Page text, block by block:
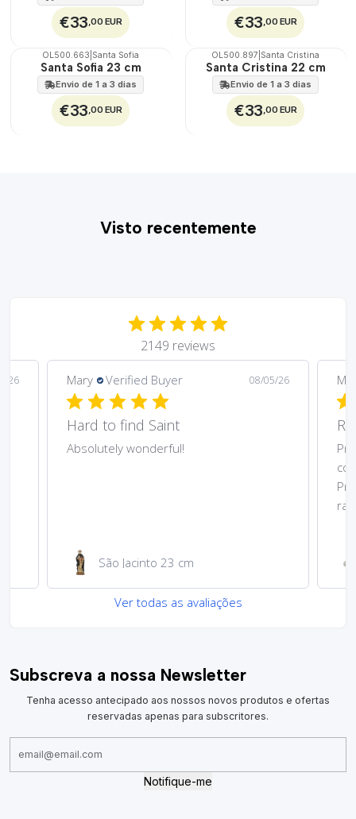
€33,00 EUR €33,00 EUR
🇵🇹
100%
OL500.663 Santa Sofia
Santa Sofia 23 cm
Envio de 1 a 3 dias
€33,00 EUR
🇵🇹
100%
OL500.897 Santa Cristina
Santa Cristina 22 cm
Envio de 1 a 3 dias
€33,00 EUR
Visto recentemente
2149 reviews
26 Margarida Verified Buyer 08/03/26
Recomendo
Produto muito bonito que
Medalha de São Cristóvão
Ver todas as avaliações
Subscreva a nossa Newsletter
Tenha acesso antecipado aos nossos novos produtos e ofertas
reservadas apenas para subscritores.
Notifique-me